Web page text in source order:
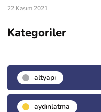
22 Kasım 2021
Kategoriler
altyapı
aydınlatma